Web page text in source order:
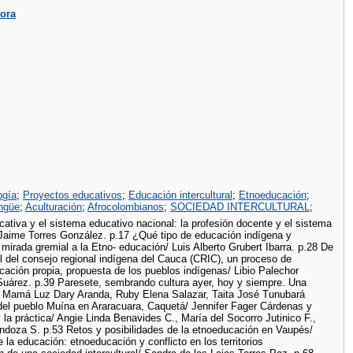
; Proyectos educativos; Educación intercultural ; Etnoeducación;
; Aculturación; Afrocolombianos; SOCIEDAD INTERCULTURAL;
y el sistema educativo nacional: la profesión docente y el sistema
Torres González. p.17 ¿Qué tipo de educación indígena y
gremial a la Etno- educación/ Luis Alberto Grubert Ibarra. p.28 De
consejo regional indígena del Cauca (CRIC), un proceso de
propia, propuesta de los pueblos indígenas/ Libio Palechor
p.39 Paresete, sembrando cultura ayer, hoy y siempre. Una
Luz Dary Aranda, Ruby Elena Salazar, Taita José Tunubará
pueblo Muína en Araracuara, Caquetá/ Jennifer Fager Cárdenas y
práctica/ Angie Linda Benavides C., María del Socorro Jutinico F.,
S. p.53 Retos y posibilidades de la etnoeducación en Vaupés/
educación: etnoeducación y conflicto en los territorios